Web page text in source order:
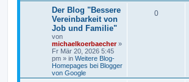
Der Blog "Bessere
Vereinbarkeit von
Job und Familie"
von
michaelkoerbaecher»
Fr Mär 20, 2026 5:45
pm » in Weitere Blog-
Homepages bei Blogger
von Google
0